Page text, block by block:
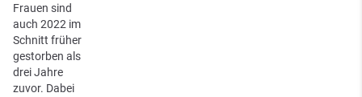
Frauen sind
auch 2022 im
Schnitt früher
gestorben als
drei Jahre
zuvor. Dabei